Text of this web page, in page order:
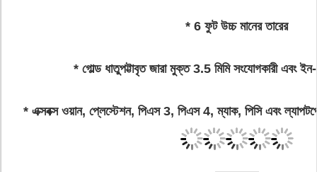
* 6 ফুট উচ্চ মানের তারের
* গোল্ড ধাতুপট্টাবৃত জারা মুক্ত 3.5 মিমি সংযোগকারী এবং
* এক্সবক্স ওয়ান, প্লেস্টেশন, পিএস 3, পিএস 4, ম্যাক, পিসি এবং ল্যাপটপের